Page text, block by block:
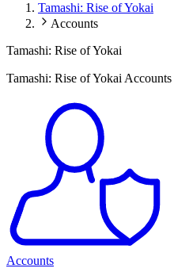
Tamashi: Rise of Yokai
Accounts
Tamashi: Rise of Yokai
Tamashi: Rise of Yokai Accounts
Accounts